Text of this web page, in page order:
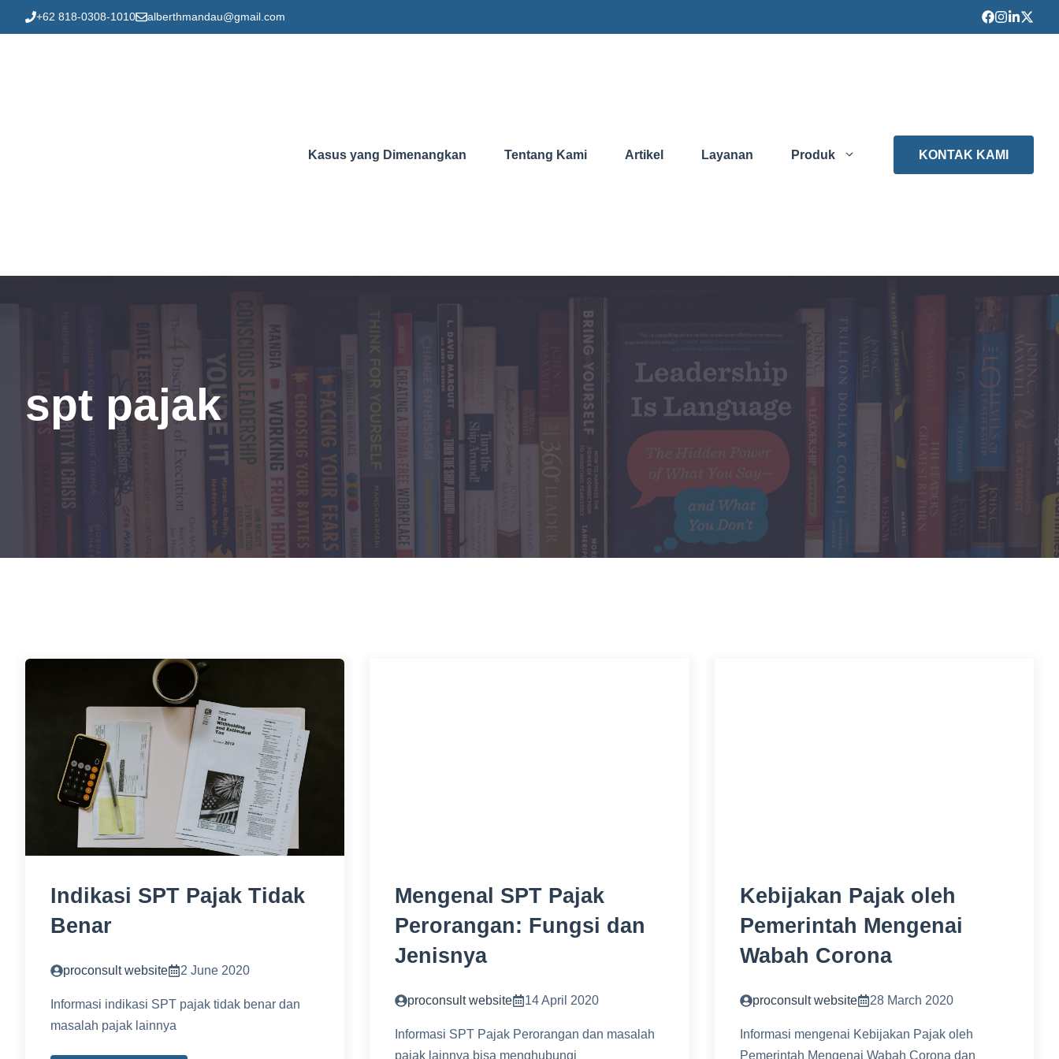
to
+62 818-0308-1010 alberthmandau@gmail.com
Kasus yang Dimenangkan Tentang Kami Artikel Layanan Produk KONTAK KAMI
spt pajak
Indikasi SPT Pajak Tidak
Benar
proconsult website 2 June 2020
Informasi indikasi SPT pajak tidak benar dan
masalah pajak lainnya
Mengenal SPT Pajak
Perorangan: Fungsi dan
Jenisnya
proconsult website 14 April 2020
Informasi SPT Pajak Perorangan dan masalah
pajak lainnya bisa menghubungi
Kebijakan Pajak oleh
Pemerintah Mengenai
Wabah Corona
proconsult website 28 March 2020
Informasi mengenai Kebijakan Pajak oleh
Pemerintah Mengenai Wabah Corona dan